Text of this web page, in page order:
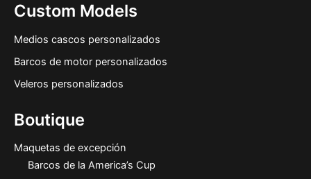
Custom Models
Medios cascos personalizados
Barcos de motor personalizados
Veleros personalizados
Boutique
Maquetas de excepción
Barcos de la America’s Cup